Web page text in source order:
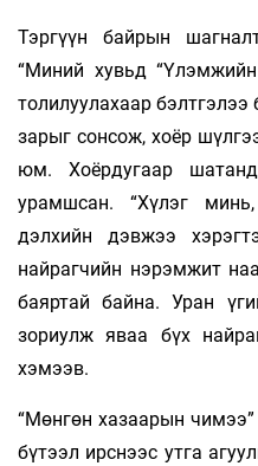
Тэргүүн байрын
“Миний хувьд
толилуулахаар
зарыг сонсож, хоёр
юм. Хоёрдугаар
урамшсан. “Хүлэг
дэлхийн дэвжээ
найрагчийн нэрэмжит
баяртай байна. Уран
зориулж яваа бүх
хэмээв.
“Мөнгөн хазаарын
бүтээл ирснээс утга